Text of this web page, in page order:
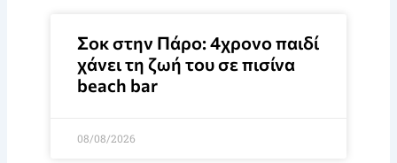
Σοκ στην Πάρο: 4χρονο παιδί
χάνει τη ζωή του σε πισίνα
beach bar
08/08/2026